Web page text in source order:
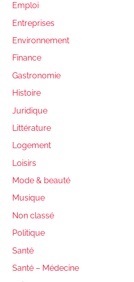
Emploi
Entreprises
Environnement
Finance
Gastronomie
Histoire
Juridique
Littérature
Logement
Loisirs
Mode & beauté
Musique
Non classé
Politique
Santé
Santé – Médecine